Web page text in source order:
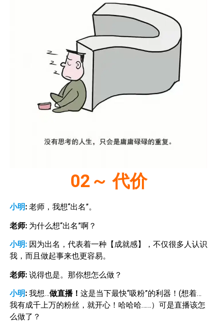
02 ～ 代价
小明: 老师，我想“出名”。
老师: 为什么想“出名”啊？
小明: 因为出名，代表着一种【成就感】，不仅很多人认识
我，而且做起事来也更容易。
老师: 说得也是。那你想怎么做？
小明: 我想…做直播！ 这是当下最快“吸粉”的利器！(想着…
我有成千上万的粉丝，就开心！哈哈哈……）可是直播该怎
么做了？